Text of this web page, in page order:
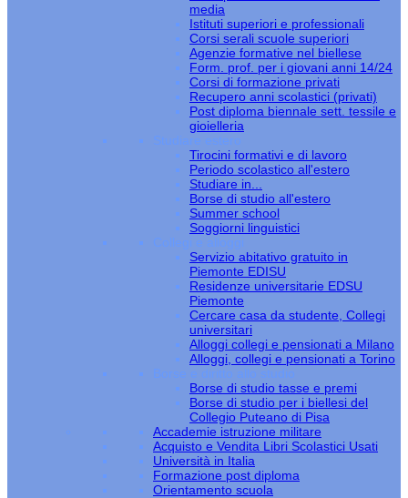
media
Istituti superiori e professionali
Corsi serali scuole superiori
Agenzie formative nel biellese
Form. prof. per i giovani anni 14/24
Corsi di formazione privati
Recupero anni scolastici (privati)
Post diploma biennale sett. tessile e
gioielleria
Studiare estero
Tirocini formativi e di lavoro
Periodo scolastico all'estero
Studiare in...
Borse di studio all'estero
Summer school
Soggiorni linguistici
Collegi e alloggi
Servizio abitativo gratuito in
Piemonte EDISU
Residenze universitarie EDSU
Piemonte
Cercare casa da studente, Collegi
universitari
Alloggi collegi e pensionati a Milano
Alloggi, collegi e pensionati a Torino
Borse e diritto allo studio
Borse di studio tasse e premi
Borse di studio per i biellesi del
Collegio Puteano di Pisa
Accademie istruzione militare
Acquisto e Vendita Libri Scolastici Usati
Università in Italia
Formazione post diploma
Orientamento scuola